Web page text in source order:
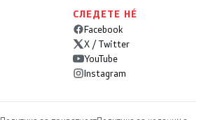
СЛЕДЕТЕ НÉ
Facebook
X / Twitter
YouTube
Instagram